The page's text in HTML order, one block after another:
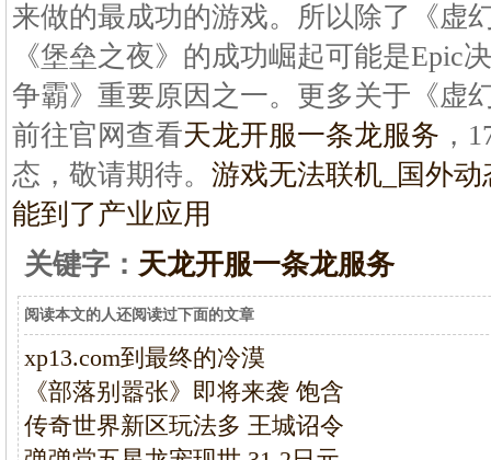
来做的最成功的游戏。所以除了《虚
《堡垒之夜》的成功崛起可能是Epic
争霸》重要原因之一。更多关于《虚
前往官网查看天龙开服一条龙服务 ，
态，敬请期待。 游戏无法联机_国外动
能到了产业应用
关键字： 天龙开服一条龙服务
阅读本文的人还阅读过下面的文章
xp13.com到最终的冷漠
《部落别嚣张》即将来袭 饱含
传奇世界新区玩法多 王城诏令